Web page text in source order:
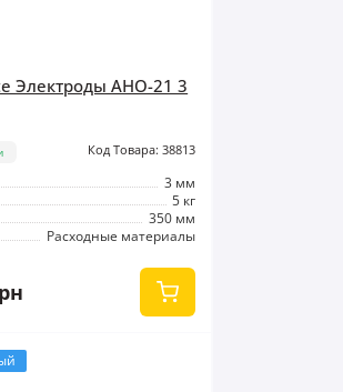
Электроды АНО-21 3
Код Товара: 38813
3 мм
5 кг
350 мм
Расходные материалы